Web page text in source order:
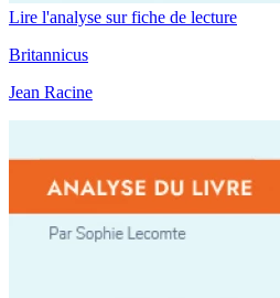
Lire l'analyse sur fiche de lecture
Britannicus
Jean Racine